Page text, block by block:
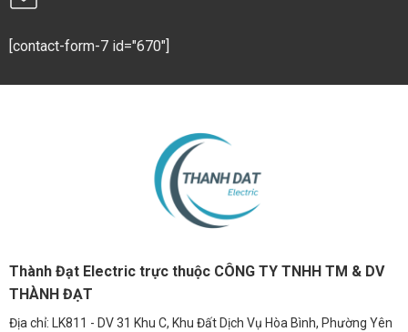
[contact-form-7 id="670"]
Thành Đạt Electric trực thuộc CÔNG TY TNHH TM & DV
THÀNH ĐẠT
Địa chỉ: LK811 - DV 31 Khu C, Khu Đất Dịch Vụ Hòa Bình, Phường Yên